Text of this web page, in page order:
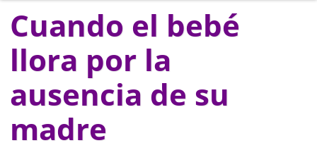
Cuando el bebé
llora por la
ausencia de su
madre